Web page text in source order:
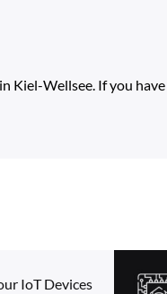
Kiel-Wellsee. If you have
IoT Devices